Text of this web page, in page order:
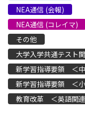
NEA通信 (会報)
NEA通信 (コレイマ)
その他
大学入学共通テスト
新学習指導要領 ＜
新学習指導要領 ＜
教育改革 ＜英語関